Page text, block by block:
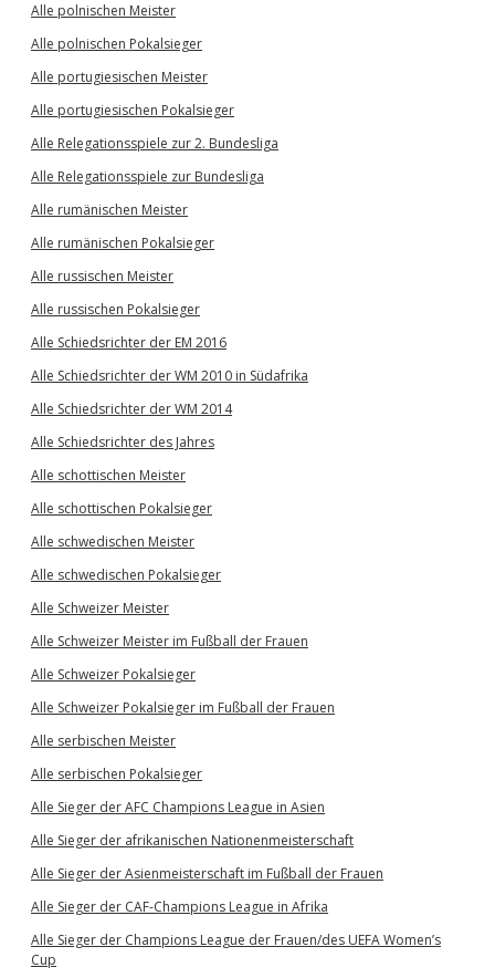
Alle polnischen Meister
Alle polnischen Pokalsieger
Alle portugiesischen Meister
Alle portugiesischen Pokalsieger
Alle Relegationsspiele zur 2. Bundesliga
Alle Relegationsspiele zur Bundesliga
Alle rumänischen Meister
Alle rumänischen Pokalsieger
Alle russischen Meister
Alle russischen Pokalsieger
Alle Schiedsrichter der EM 2016
Alle Schiedsrichter der WM 2010 in Südafrika
Alle Schiedsrichter der WM 2014
Alle Schiedsrichter des Jahres
Alle schottischen Meister
Alle schottischen Pokalsieger
Alle schwedischen Meister
Alle schwedischen Pokalsieger
Alle Schweizer Meister
Alle Schweizer Meister im Fußball der Frauen
Alle Schweizer Pokalsieger
Alle Schweizer Pokalsieger im Fußball der Frauen
Alle serbischen Meister
Alle serbischen Pokalsieger
Alle Sieger der AFC Champions League in Asien
Alle Sieger der afrikanischen Nationenmeisterschaft
Alle Sieger der Asienmeisterschaft im Fußball der Frauen
Alle Sieger der CAF-Champions League in Afrika
Alle Sieger der Champions League der Frauen/des UEFA Women’s
Cup